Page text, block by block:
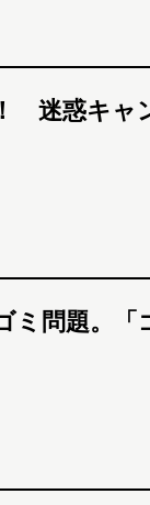
迷惑キャ
ミ問題。「